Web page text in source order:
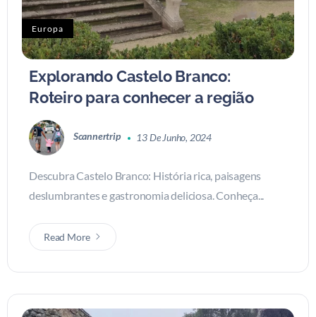
Europa
Explorando Castelo Branco:
Roteiro para conhecer a região
Scannertrip 13 De Junho, 2024
Descubra Castelo Branco: História rica, paisagens
deslumbrantes e gastronomia deliciosa. Conheça...
Read More